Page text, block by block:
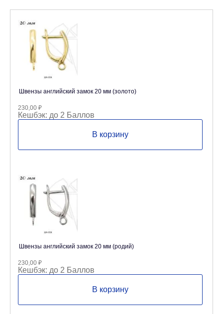
Швензы английский замок 20 мм (золото)
230,00 ₽
Кешбэк: до 2 Баллов
В корзину
Швензы английский замок 20 мм (родий)
230,00 ₽
Кешбэк: до 2 Баллов
В корзину